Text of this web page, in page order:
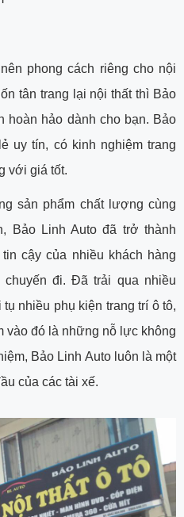
phong cách riêng cho nội
tân trang lại nội thất thì Bảo
hoàn hảo dành cho bạn. Bảo
uy tín, có kinh nghiệm trang
với giá tốt.
sản phẩm chất lượng cùng
Bảo Linh Auto đã trở thành
cậy của nhiều khách hàng
đi. Đã trải qua nhiều
nhiều phụ kiện trang trí ô tô,
vào đó là những nỗ lực không
Bảo Linh Auto luôn là một
của các tài xế.